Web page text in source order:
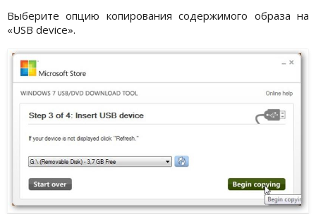
Выберите опцию копирования содержимого образа на
«USB device».